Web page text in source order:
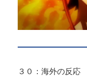
３０：海外の反応